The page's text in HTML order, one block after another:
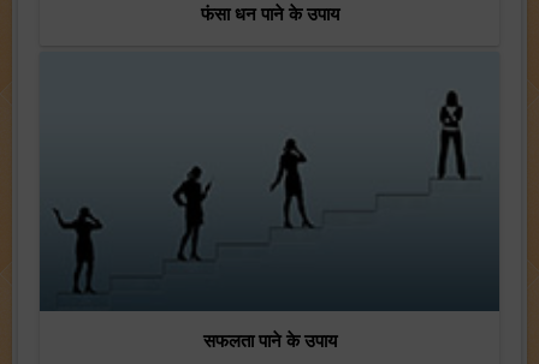
फंसा धन पाने के उपाय
सफलता पाने के उपाय